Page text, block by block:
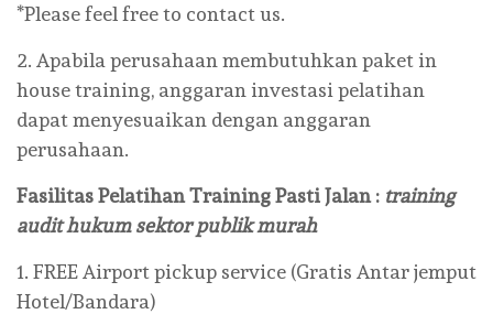
*Please feel free to contact us.
2. Apabila perusahaan membutuhkan paket in
house training, anggaran investasi pelatihan
dapat menyesuaikan dengan anggaran
perusahaan.
Fasilitas Pelatihan TrainingPasti Jalan: training
audit hukum sektor publik murah
1. FREE Airport pickup service (Gratis Antar jemput
Hotel/Bandara)